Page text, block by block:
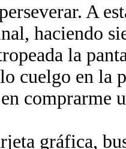
A
haciendo
la
cuelgo en la
comprarme
gráfica,